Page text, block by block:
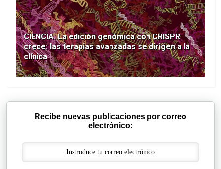
CIENCIA. La edición genómica con CRISPR
crece: las terapias avanzadas se dirigen a la
clínica
Recibe nuevas publicaciones por correo
electrónico: